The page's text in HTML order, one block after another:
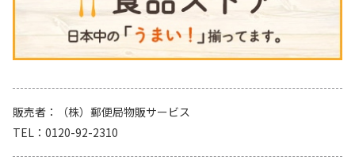
販売者
（株）郵便局物販サービス
TEL
0120-92-2310